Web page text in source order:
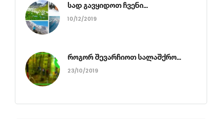
სად გავყიდოთ ჩვენი...
10/12/2019
როგორ შევარჩიოთ სალაშქრო...
23/10/2019